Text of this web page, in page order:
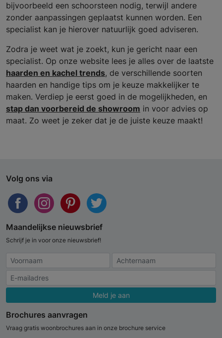
bijvoorbeeld een schoorsteen nodig, terwijl andere
zonder aanpassingen geplaatst kunnen worden. Een
specialist kan je hierover natuurlijk goed adviseren.
Zodra je weet wat je zoekt, kun je gericht naar een
specialist. Op onze website lees je alles over de laatste
haarden en kachel trends, de verschillende soorten
haarden en handige tips om je keuze makkelijker te
maken. Verdiep je eerst goed in de mogelijkheden, en
stap dan voorbereid de showroom in voor advies op
maat. Zo weet je zeker dat je de juiste keuze maakt!
Volg ons via
Maandelijkse nieuwsbrief
Schrijf je in voor onze nieuwsbrief!
Meld je aan
Brochures aanvragen
Vraag gratis woonbrochures aan in onze brochure service